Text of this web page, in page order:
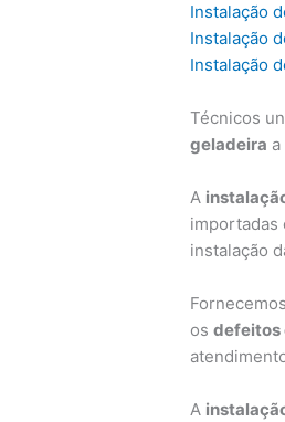
Instalação
Instalação
Instalação
Técnicos
geladeira
A
importadas
instalação
osdefeitos
A